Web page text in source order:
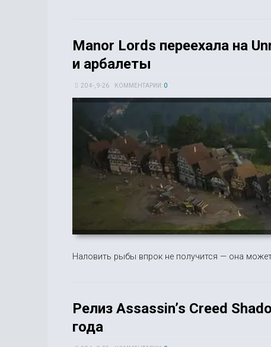
Manor Lords переехала на
и арбалеты
20 4-, 9-26 КОММЕНТАРИИ: 0
Наловить рыбы впрок не получится — она
Релиз Assassinʼs Creed
года